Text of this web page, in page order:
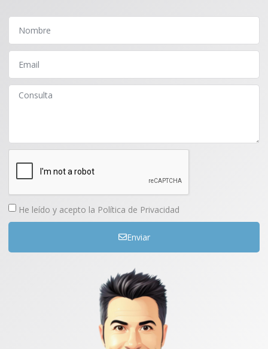
He leído y acepto la Política de Privacidad
Enviar
Comprar